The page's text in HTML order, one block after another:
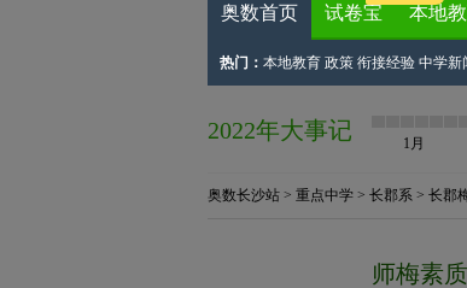
奥数首页 试卷宝 本地
热门： 本地教育 政策 衔接经验 中学新
2022年大事记 1月
奥数长沙站 > 重点中学 > 长郡系 > 长郡
师梅素